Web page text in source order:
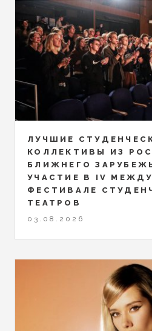
ЛУЧШИЕ
КОЛЛЕКТИВЫ ИЗ
БЛИЖНЕГО
УЧАСТИЕ В IV
ФЕСТИВАЛЕ
ТЕАТРОВ
03.08.2026